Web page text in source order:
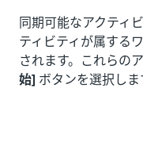
同期可能なアクティ
ティビティが属する
されます。これらの
始] ボタンを選択しま